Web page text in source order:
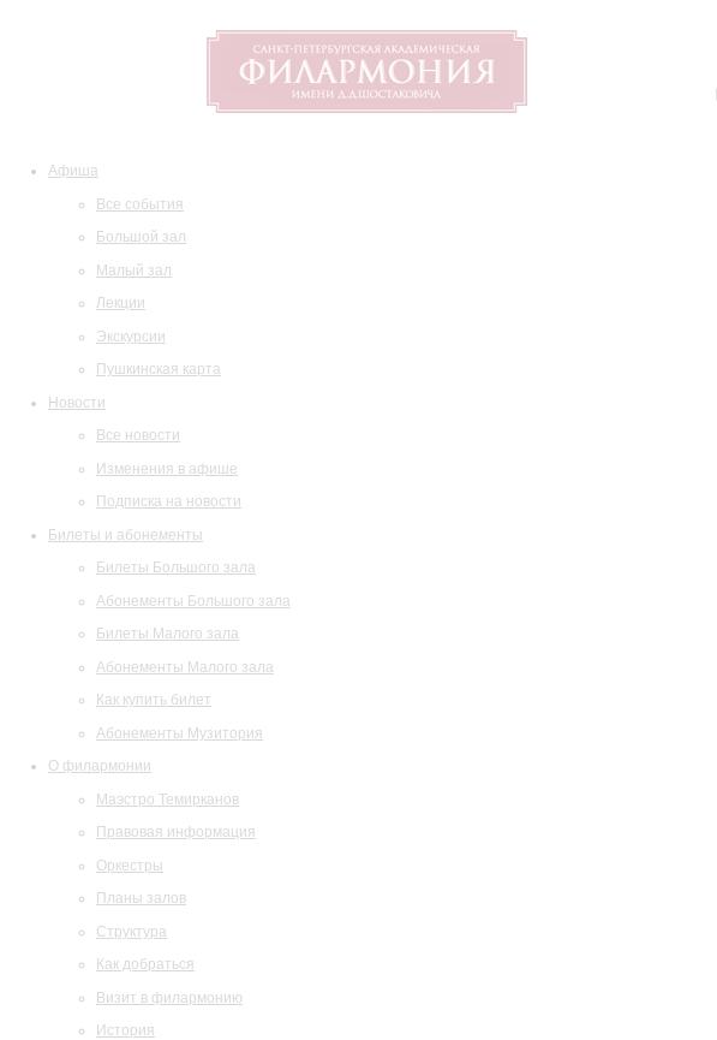
Афиша
Все события
Большой зал
Малый зал
Лекции
Экскурсии
Пушкинская карта
Новости
Все новости
Изменения в афише
Подписка на новости
Билеты и абонементы
Билеты Большого зала
Абонементы Большого зала
Билеты Малого зала
Абонементы Малого зала
Как купить билет
Абонементы Музитория
О филармонии
Маэстро Темирканов
Правовая информация
Оркестры
Планы залов
Структура
Как добраться
Визит в филармонию
История